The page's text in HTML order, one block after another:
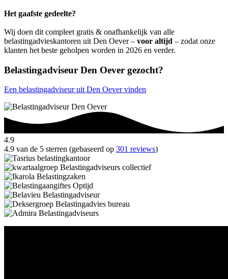
Het gaafste gedeelte?
Wij doen dit compleet gratis & onafhankelijk van alle
belastingadvieskantoren uit Den Oever – voor altijd – zodat onze
klanten het beste geholpen worden in 2026 en verder.
Belastingadviseur Den Oever gezocht?
Een belastingadviseur uit Den Oever vinden
4.9
4.9 van de 5 sterren (gebaseerd op 301 reviews)